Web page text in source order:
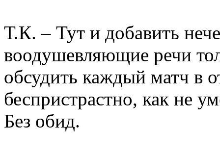
Т.К. – Тут и добавить
воодушевляющие речи
обсудить каждый матч в
беспристрастно, как не
Без обид.